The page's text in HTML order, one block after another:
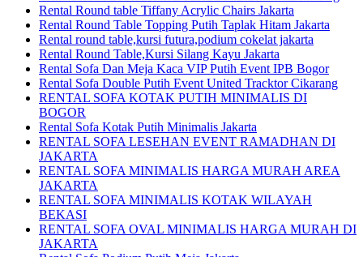
Rental Round table Tiffany Acrylic Chairs Jakarta
Rental Round Table Topping Putih Taplak Hitam Jakarta
Rental round table,kursi futura,podium cokelat jakarta
Rental Round Table,Kursi Silang Kayu Jakarta
Rental Sofa Dan Meja Kaca VIP Putih Event IPB Bogor
Rental Sofa Double Putih Event United Tracktor Cikarang
RENTAL SOFA KOTAK PUTIH MINIMALIS DI
BOGOR
Rental Sofa Kotak Putih Minimalis Jakarta
RENTAL SOFA LESEHAN EVENT RAMADHAN DI
JAKARTA
RENTAL SOFA MINIMALIS HARGA MURAH AREA
JAKARTA
RENTAL SOFA MINIMALIS KOTAK WILAYAH
BEKASI
RENTAL SOFA OVAL MINIMALIS HARGA MURAH DI
JAKARTA